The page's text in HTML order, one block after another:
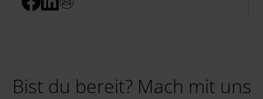
Bist du bereit? Mach mit uns